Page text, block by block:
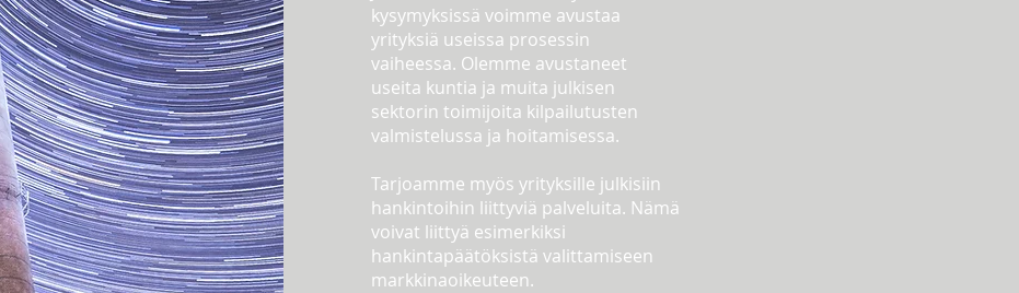
kysymyksissä voimme avustaa
yrityksiä useissa prosessin
vaiheessa. Olemme avustaneet
useita kuntia ja muita julkisen
sektorin toimijoita kilpailutusten
valmistelussa ja hoitamisessa.
Tarjoamme myös yrityksille julkisiin
hankintoihin liittyviä palveluita. Nämä
voivat liittyä esimerkiksi
hankintapäätöksistä valittamiseen
markkinaoikeuteen.